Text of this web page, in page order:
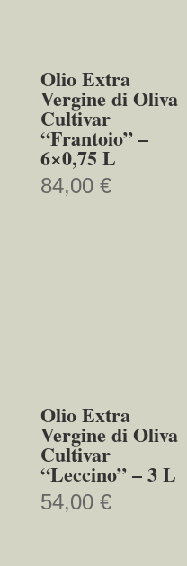
Olio Extra
Vergine di Oliva
Cultivar
“Frantoio” –
6×0,75 L
84,00 €
Olio Extra
Vergine di Oliva
Cultivar
“Leccino” – 3 L
54,00 €